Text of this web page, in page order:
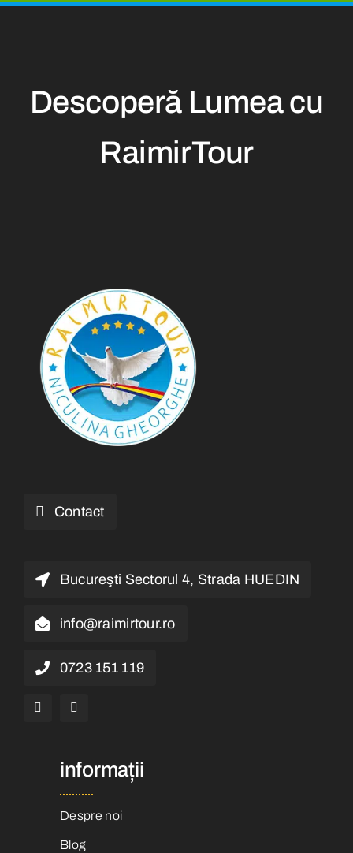
Descoperă Lumea cu
RaimirTour
Contact
Bucureşti Sectorul 4, Strada HUEDIN
info@raimirtour.ro
0723 151 119
informații
Despre noi
Blog